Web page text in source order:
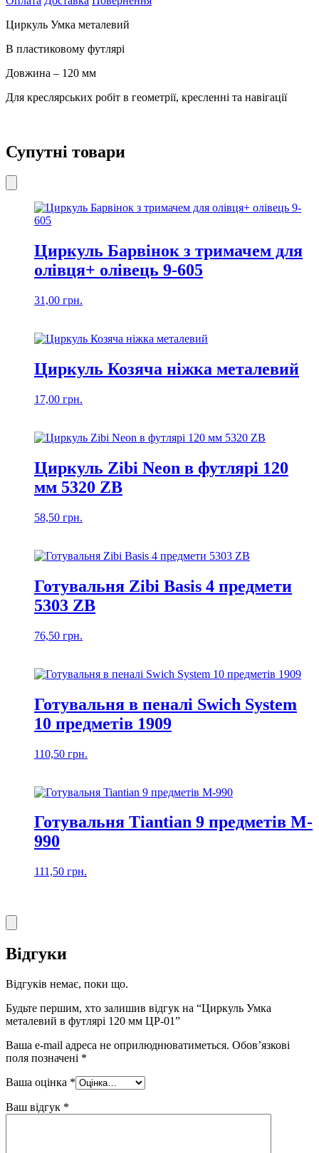
мм
кількість
Циркуль Умка металевий
В пластиковому футлярі
Довжина – 120 мм
Для креслярських робіт в геометрії, кресленні та навігації
Супутні товари
Циркуль Барвінок з тримачем для
олівця+ олівець 9-605
31,00 грн.
Циркуль Козяча ніжка металевий
17,00 грн.
Циркуль Zibi Neon в футлярі 120
мм 5320 ZB
58,50 грн.
Готувальня Zibi Basis 4 предмети
5303 ZB
76,50 грн.
Готувальня в пеналі Swich System
10 предметів 1909
110,50 грн.
Готувальня Tiantian 9 предметів M-
990
111,50 грн.
Відгуки
Відгуків немає, поки що.
Будьте першим, хто залишив відгук на “Циркуль Умка
металевий в футлярі 120 мм ЦР-01”
Ваша e-mail адреса не оприлюднюватиметься. Обов’язкові
поля позначені *
Ваша оцінка *
Ваш відгук *